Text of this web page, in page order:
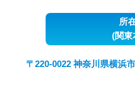
所
(関東
〒220-0022 神奈川県横浜